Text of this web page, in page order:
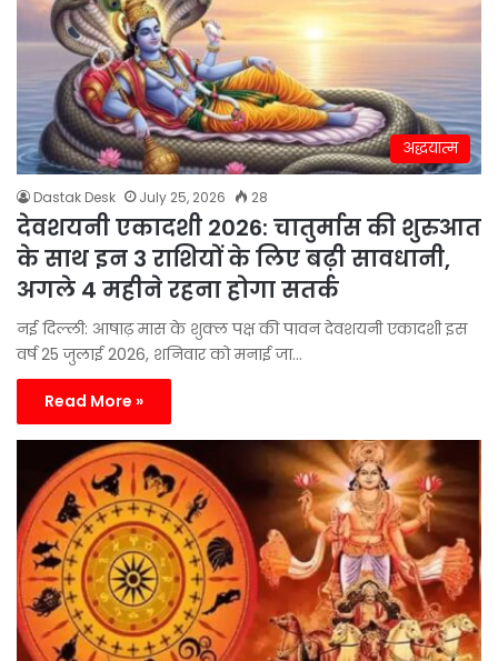
अद्धयात्म
Dastak Desk July 25, 2026 28
देवशयनी एकादशी 2026: चातुर्मास की शुरुआत
के साथ इन 3 राशियों के लिए बढ़ी सावधानी,
अगले 4 महीने रहना होगा सतर्क
नई दिल्ली: आषाढ़ मास के शुक्ल पक्ष की पावन देवशयनी एकादशी इस
वर्ष 25 जुलाई 2026, शनिवार को मनाई जा…
Read More »